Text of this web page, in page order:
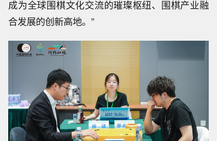
成为全球围棋文化交流的璀璨枢纽、围棋产业融
合发展的创新高地。”